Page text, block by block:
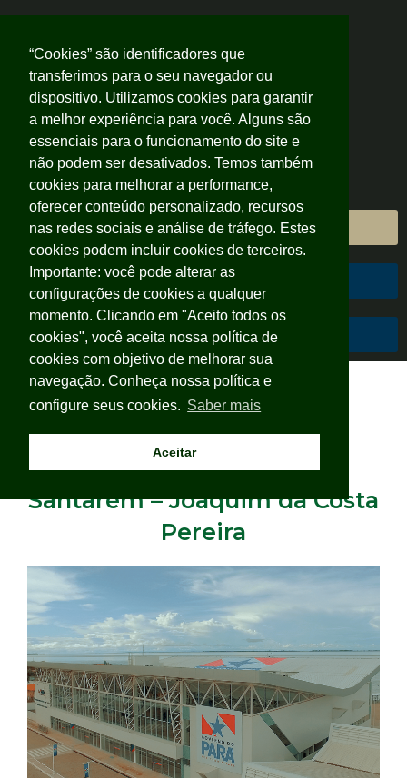
Área do Cliente
Área do Colaborador
Código de Conduta
Terminal Hidroviário de
Santarém – Joaquim da Costa
Pereira
“Cookies” são identificadores que
transferimos para o seu navegador ou
dispositivo. Utilizamos cookies para garantir
a melhor experiência para você. Alguns são
essenciais para o funcionamento do site e
não podem ser desativados. Temos também
cookies para melhorar a performance,
oferecer conteúdo personalizado, recursos
nas redes sociais e análise de tráfego. Estes
cookies podem incluir cookies de terceiros.
Importante: você pode alterar as
configurações de cookies a qualquer
momento. Clicando em "Aceito todos os
cookies", você aceita nossa política de
cookies com objetivo de melhorar sua
navegação. Conheça nossa política e
configure seus cookies. Saber mais
Aceitar